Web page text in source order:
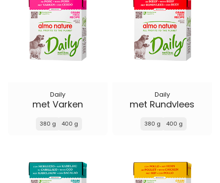
Daily
met Varken
380 g 400 g
Daily
met Rundvlees
380 g 400 g